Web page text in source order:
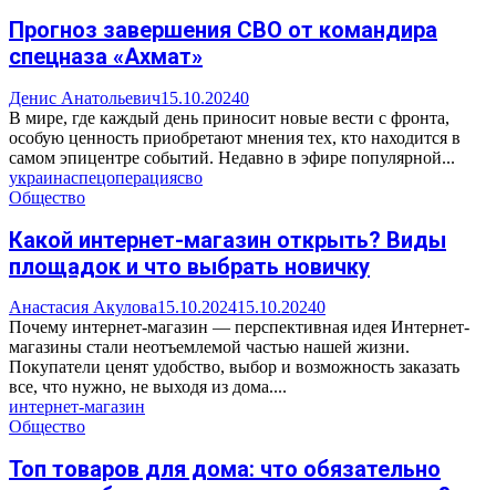
Прогноз завершения СВО от командира
спецназа «Ахмат»
Денис Анатольевич15.10.20240
В мире, где каждый день приносит новые вести с фронта,
особую ценность приобретают мнения тех, кто находится в
самом эпицентре событий. Недавно в эфире популярной...
украинаспецоперациясво
Общество
Какой интернет-магазин открыть? Виды
площадок и что выбрать новичку
Анастасия Акулова15.10.202415.10.20240
Почему интернет-магазин — перспективная идея Интернет-
магазины стали неотъемлемой частью нашей жизни.
Покупатели ценят удобство, выбор и возможность заказать
все, что нужно, не выходя из дома....
интернет-магазин
Общество
Топ товаров для дома: что обязательно